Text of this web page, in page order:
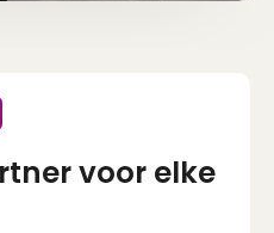
voor elke